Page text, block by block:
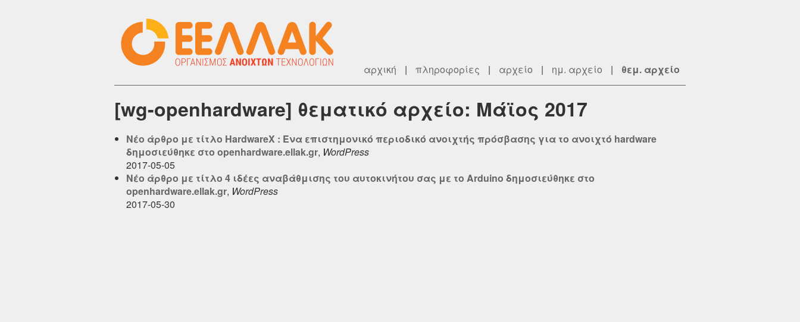
αρχική | πληροφορίες | αρχείο | ημ. αρχείο | θεμ. αρχείο
[wg-openhardware] θεματικό αρχείο: Μάϊος 2017
Νέο άρθρο με τίτλο HardwareX : Ένα επιστημονικό περιοδικό ανοιχτής πρόσβασης για το ανοιχτό hardware
δημοσιεύθηκε στο openhardware.ellak.gr, WordPress
2017-05-05
Νέο άρθρο με τίτλο 4 ιδέες αναβάθμισης του αυτοκινήτου σας με το Arduino δημοσιεύθηκε στο
openhardware.ellak.gr, WordPress
2017-05-30